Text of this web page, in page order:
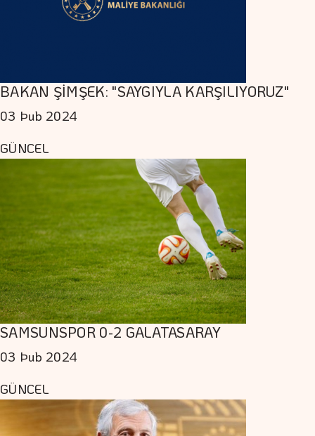
BAKAN ŞİMŞEK: "SAYGIYLA KARŞILIYORUZ"
03 Þub 2024
GÜNCEL
SAMSUNSPOR 0-2 GALATASARAY
03 Þub 2024
GÜNCEL